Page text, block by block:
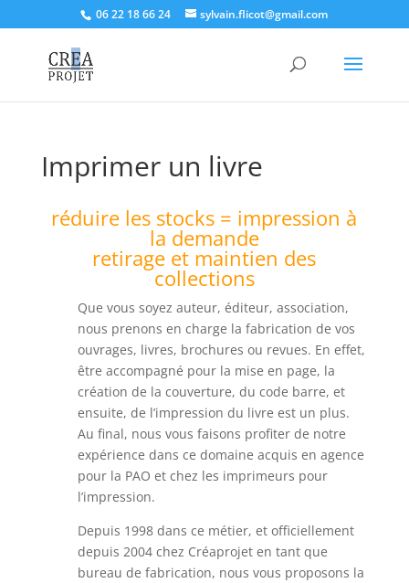
06 22 18 66 24 sylvain.flicot@gmail.com
Imprimer un livre
réduire les stocks = impression à
la demande
retirage et maintien des
collections
Que vous soyez auteur, éditeur, association,
nous prenons en charge la fabrication de vos
ouvrages, livres, brochures ou revues. En effet,
être accompagné pour la mise en page, la
création de la couverture, du code barre, et
ensuite, de l’impression du livre est un plus.
Au final, nous vous faisons profiter de notre
expérience dans ce domaine acquis en agence
pour la PAO et chez les imprimeurs pour
l’impression.
Depuis 1998 dans ce métier, et officiellement
depuis 2004 chez Créaprojet en tant que
bureau de fabrication, nous vous proposons la